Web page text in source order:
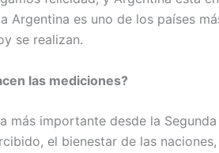
Argentina es uno de los países
se realizan.
las mediciones?
más importante desde la
el bienestar de las